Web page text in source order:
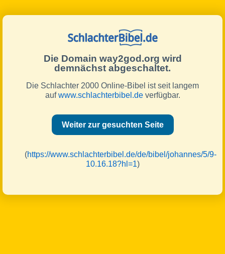
Die Domain way2god.org wird
demnächst abgeschaltet.
Die Schlachter 2000 Online-Bibel ist seit langem
aufwww.schlachterbibel.deverfügbar.
Weiter zur gesuchten Seite
(https://www.schlachterbibel.de/de/bibel/johannes/5/9-
10.16.18?hl=1)